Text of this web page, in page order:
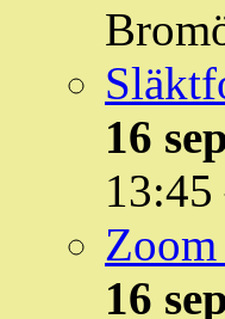
16
13:45
16